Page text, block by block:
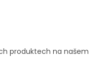
produktech na našem